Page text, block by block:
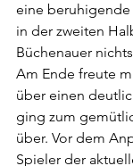
eine beruhigende
in der zweiten
Büchenauer
Am Ende freute
über einen
ging zum
über. Vor dem
Spieler der